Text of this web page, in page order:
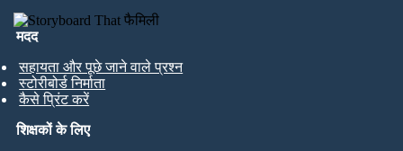
मदद
सहायता और पूछे जाने वाले प्रश्न
स्टोरीबोर्ड निर्माता
कैसे प्रिंट करें
शिक्षकों के लिए